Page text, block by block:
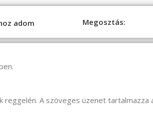
adom Megosztás:
A szöveges üzenet tartalmazza